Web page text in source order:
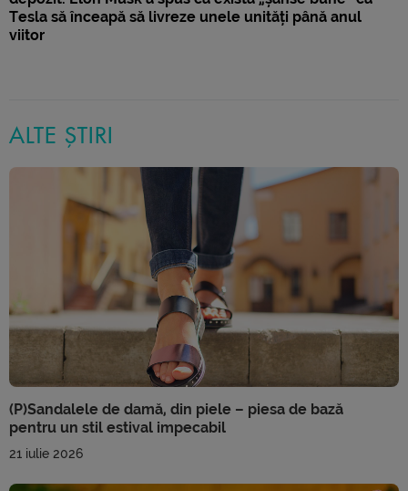
Tesla să înceapă să livreze unele unități până anul
viitor
ALTE ȘTIRI
(P)Sandalele de damă, din piele – piesa de bază
pentru un stil estival impecabil
21 iulie 2026